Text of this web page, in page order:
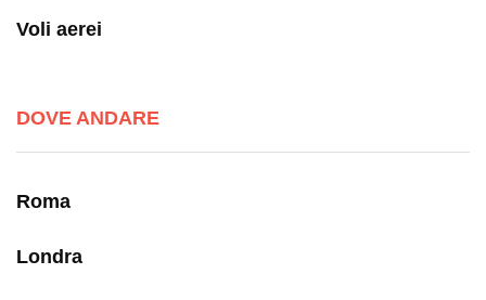
Voli aerei
DOVE ANDARE
Roma
Londra